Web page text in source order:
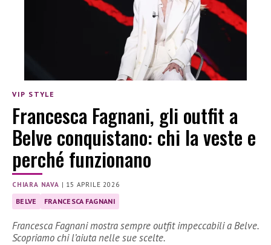
VIP STYLE
Francesca Fagnani, gli outfit a
Belve conquistano: chi la veste e
perché funzionano
CHIARA NAVA | 15 APRILE 2026
BELVE FRANCESCA FAGNANI
Francesca Fagnani mostra sempre outfit impeccabili a Belve.
Scopriamo chi l’aiuta nelle sue scelte.